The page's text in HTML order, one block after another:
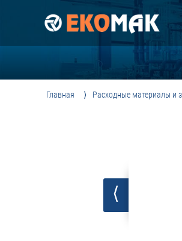
Главная Расходные материалы и
⟨